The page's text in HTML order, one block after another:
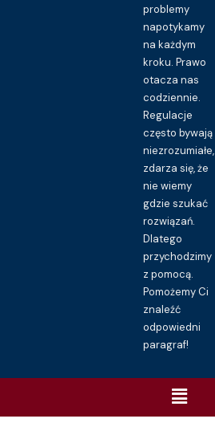
problemy
napotykamy
na każdym
kroku. Prawo
otacza nas
codziennie.
Regulacje
często bywają
niezrozumiałe,
zdarza się, że
nie wiemy
gdzie szukać
rozwiązań.
Dlatego
przychodzimy
z pomocą.
Pomożemy Ci
znaleźć
odpowiedni
paragraf!
Menu